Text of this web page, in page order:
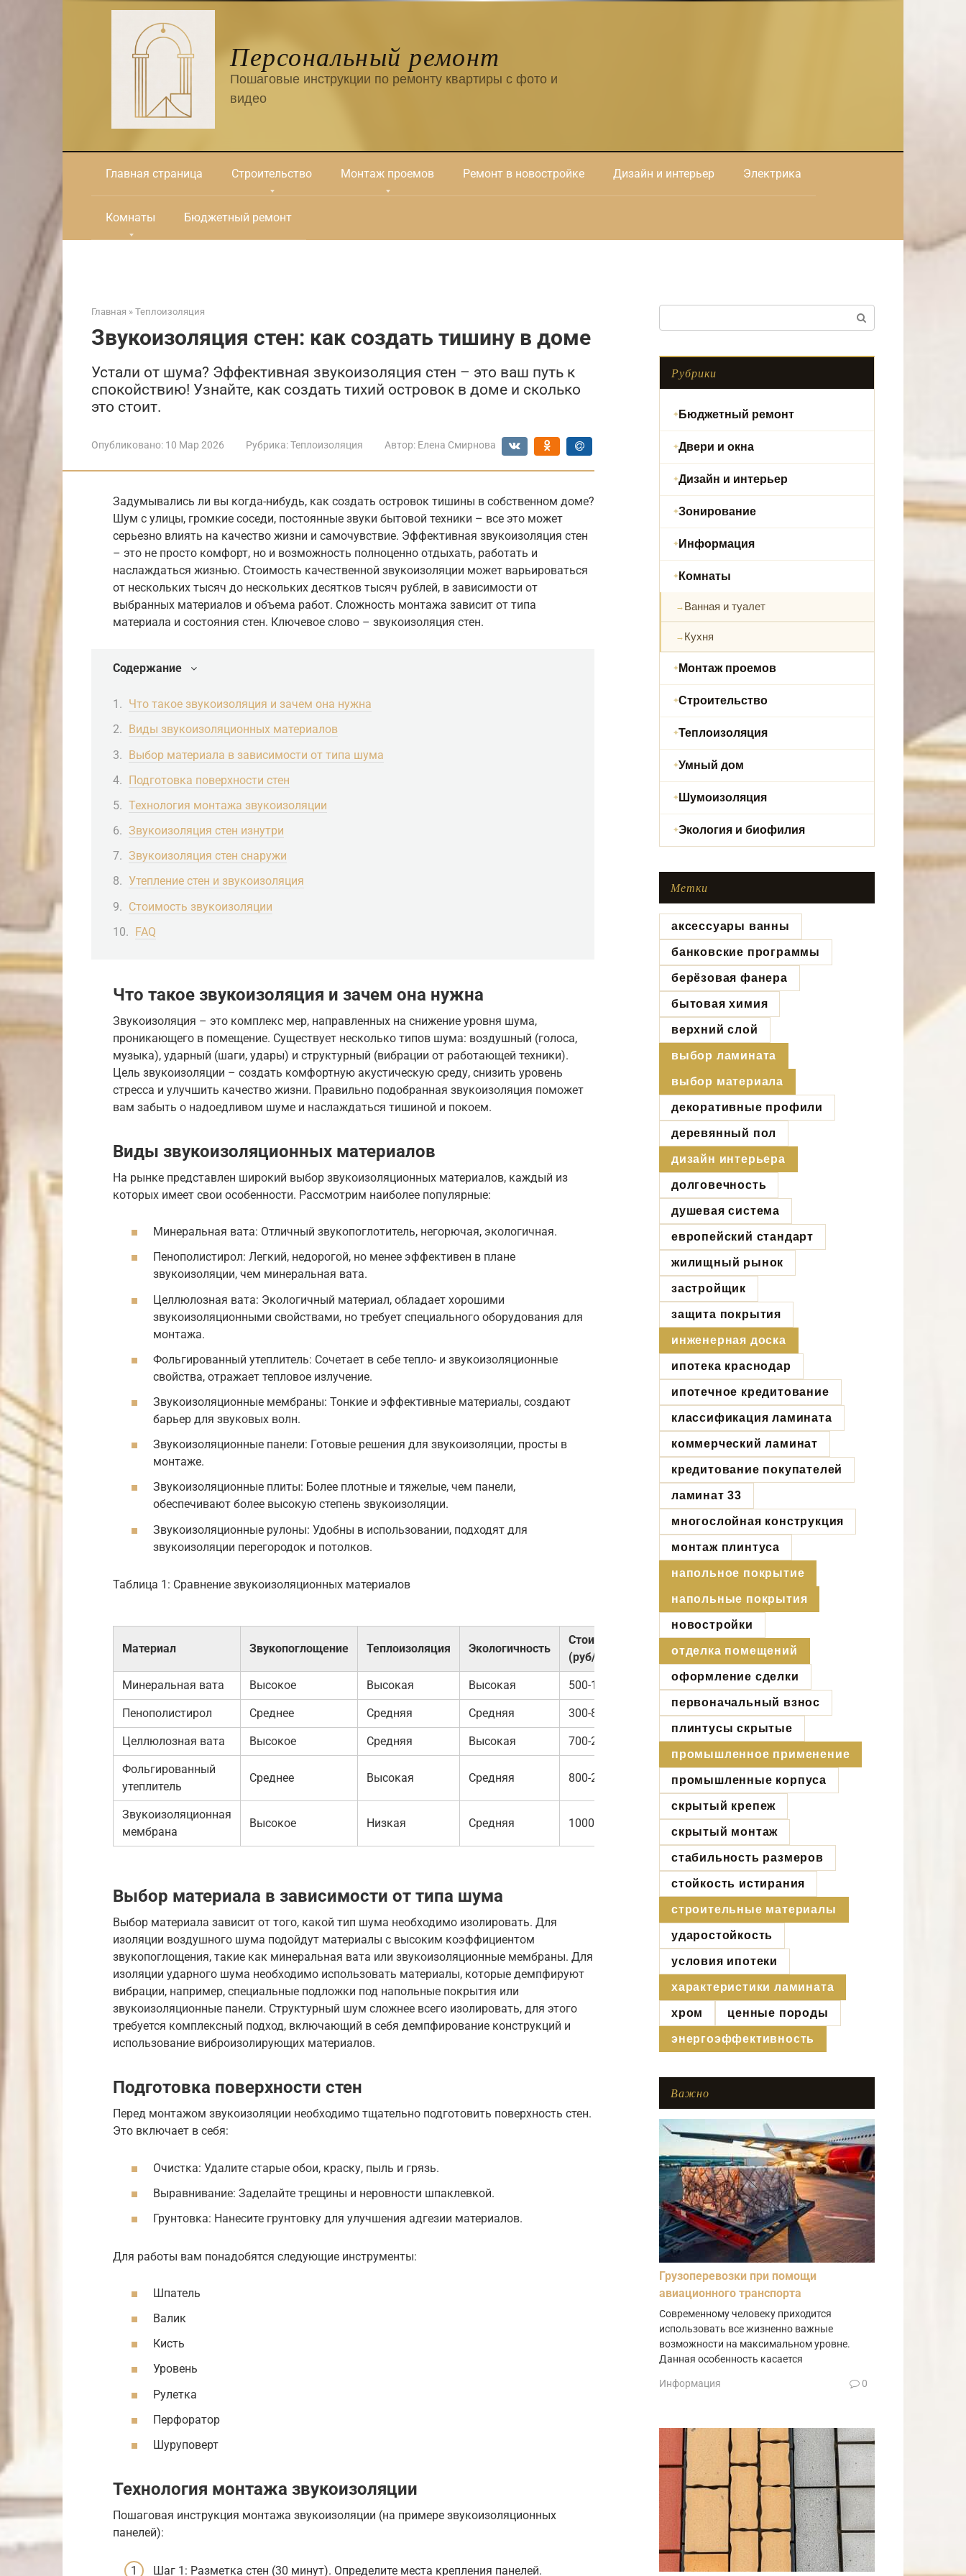
Персональный ремонт
Пошаговые инструкции по ремонту квартиры с фото и
видео
Главная страница Строительство Монтаж проемов Ремонт в новостройке Дизайн и интерьер Электрика
Комнаты Бюджетный ремонт
Главная » Теплоизоляция
Звукоизоляция стен: как создать тишину в доме
Устали от шума? Эффективная звукоизоляция стен – это ваш путь к
спокойствию! Узнайте, как создать тихий островок в доме и сколько
это стоит.
Опубликовано: 10 Мар 2026 Рубрика:Теплоизоляция Автор: Елена Смирнова
Задумывались ли вы когда-нибудь, как создать островок тишины в собственном доме?
Шум с улицы, громкие соседи, постоянные звуки бытовой техники – все это может
серьезно влиять на качество жизни и самочувствие. Эффективная звукоизоляция стен
– это не просто комфорт, но и возможность полноценно отдыхать, работать и
наслаждаться жизнью. Стоимость качественной звукоизоляции может варьироваться
от нескольких тысяч до нескольких десятков тысяч рублей, в зависимости от
выбранных материалов и объема работ. Сложность монтажа зависит от типа
материала и состояния стен. Ключевое слово – звукоизоляция стен.
Содержание
Что такое звукоизоляция и зачем она нужна
Виды звукоизоляционных материалов
Выбор материала в зависимости от типа шума
Подготовка поверхности стен
Технология монтажа звукоизоляции
Звукоизоляция стен изнутри
Звукоизоляция стен снаружи
Утепление стен и звукоизоляция
Стоимость звукоизоляции
FAQ
Что такое звукоизоляция и зачем она нужна
Звукоизоляция – это комплекс мер, направленных на снижение уровня шума,
проникающего в помещение. Существует несколько типов шума: воздушный (голоса,
музыка), ударный (шаги, удары) и структурный (вибрации от работающей техники).
Цель звукоизоляции – создать комфортную акустическую среду, снизить уровень
стресса и улучшить качество жизни. Правильно подобранная звукоизоляция поможет
вам забыть о надоедливом шуме и наслаждаться тишиной и покоем.
Виды звукоизоляционных материалов
На рынке представлен широкий выбор звукоизоляционных материалов, каждый из
которых имеет свои особенности. Рассмотрим наиболее популярные:
Минеральная вата: Отличный звукопоглотитель, негорючая, экологичная.
Пенополистирол: Легкий, недорогой, но менее эффективен в плане
звукоизоляции, чем минеральная вата.
Целлюлозная вата: Экологичный материал, обладает хорошими
звукоизоляционными свойствами, но требует специального оборудования для
монтажа.
Фольгированный утеплитель: Сочетает в себе тепло- и звукоизоляционные
свойства, отражает тепловое излучение.
Звукоизоляционные мембраны: Тонкие и эффективные материалы, создают
барьер для звуковых волн.
Звукоизоляционные панели: Готовые решения для звукоизоляции, просты в
монтаже.
Звукоизоляционные плиты: Более плотные и тяжелые, чем панели,
обеспечивают более высокую степень звукоизоляции.
Звукоизоляционные рулоны: Удобны в использовании, подходят для
звукоизоляции перегородок и потолков.
Таблица 1: Сравнение звукоизоляционных материалов
Материал Звукопоглощение Теплоизоляция Экологичность
Стоимость
(руб/м2)
Минеральная вата Высокое Высокая Высокая 500-1500
Пенополистирол Среднее Средняя Средняя 300-800
Целлюлозная вата Высокое Средняя Высокая 700-2000
Фольгированный
утеплитель
Среднее Высокая Средняя 800-2500
Звукоизоляционная
мембрана
Высокое Низкая Средняя 1000-3000
Выбор материала в зависимости от типа шума
Выбор материала зависит от того, какой тип шума необходимо изолировать. Для
изоляции воздушного шума подойдут материалы с высоким коэффициентом
звукопоглощения, такие как минеральная вата или звукоизоляционные мембраны. Для
изоляции ударного шума необходимо использовать материалы, которые демпфируют
вибрации, например, специальные подложки под напольные покрытия или
звукоизоляционные панели. Структурный шум сложнее всего изолировать, для этого
требуется комплексный подход, включающий в себя демпфирование конструкций и
использование виброизолирующих материалов.
Подготовка поверхности стен
Перед монтажом звукоизоляции необходимо тщательно подготовить поверхность стен.
Это включает в себя:
Очистка: Удалите старые обои, краску, пыль и грязь.
Выравнивание: Заделайте трещины и неровности шпаклевкой.
Грунтовка: Нанесите грунтовку для улучшения адгезии материалов.
Для работы вам понадобятся следующие инструменты:
Шпатель
Валик
Кисть
Уровень
Рулетка
Перфоратор
Шуруповерт
Технология монтажа звукоизоляции
Пошаговая инструкция монтажа звукоизоляции (на примере звукоизоляционных
панелей):
Шаг 1: Разметка стен (30 минут). Определите места крепления панелей.
Рубрики
Бюджетный ремонт
Двери и окна
Дизайн и интерьер
Зонирование
Информация
Комнаты
Ванная и туалет
Кухня
Монтаж проемов
Строительство
Теплоизоляция
Умный дом
Шумоизоляция
Экология и биофилия
Метки
аксессуары ванны
банковские программы
берёзовая фанера
бытовая химия
верхний слой
выбор ламината
выбор материала
декоративные профили
деревянный пол
дизайн интерьера
долговечность
душевая система
европейский стандарт
жилищный рынок
застройщик
защита покрытия
инженерная доска
ипотека краснодар
ипотечное кредитование
классификация ламината
коммерческий ламинат
кредитование покупателей
ламинат 33
многослойная конструкция
монтаж плинтуса
напольное покрытие
напольные покрытия
новостройки
отделка помещений
оформление сделки
первоначальный взнос
плинтусы скрытые
промышленное применение
промышленные корпуса
скрытый крепеж
скрытый монтаж
стабильность размеров
стойкость истирания
строительные материалы
ударостойкость
условия ипотеки
характеристики ламината
хром ценные породы
энергоэффективность
Важно
Грузоперевозки при помощи
авиационного транспорта
Современному человеку приходится
использовать все жизненно важные
возможности на максимальном уровне.
Данная особенность касается
Информация 0